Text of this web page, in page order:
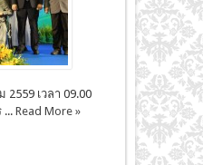
เวลา 09.00
... Read More »